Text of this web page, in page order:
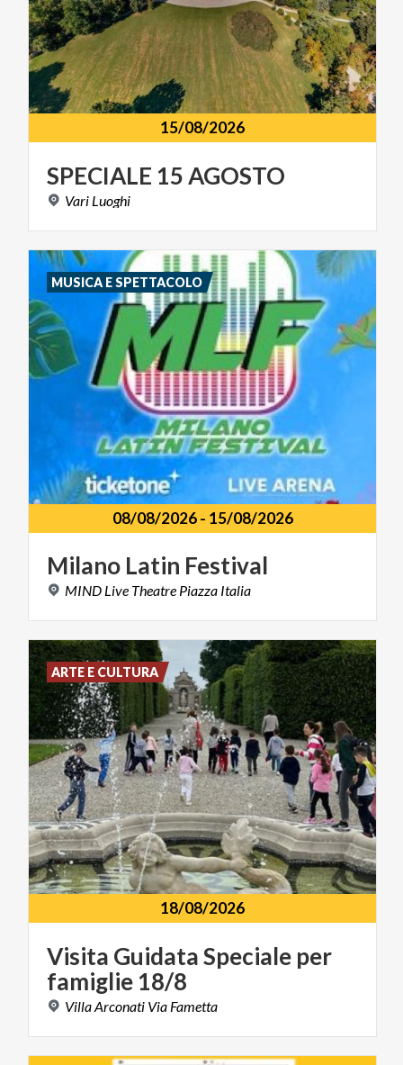
15/08/2026
SPECIALE 15AGOSTO
Vari Luoghi
08/08/2026- 15/08/2026
Milano Latin Festival
MIND Live Theatre Piazza Italia
MUSICA E SPETTACOLO
18/08/2026
Visita GuidataSpeciale per
famiglie 18/8
VillaArconati Via Fametta
ARTE E CULTURA